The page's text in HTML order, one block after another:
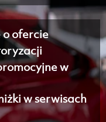
o ofercie
w
w serwisach